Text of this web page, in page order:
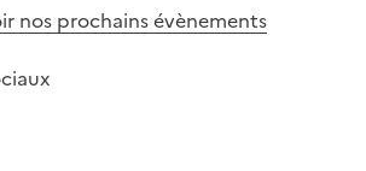
nos prochains évènements